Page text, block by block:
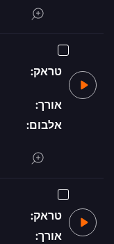
טראק:
אורך:
אלבום:
טראק:
אורך: